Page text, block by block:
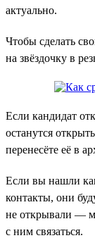
актуально.
Чтобы сделать
на звёздочку в
Если кандидат
останутся
перенесёте её в
Если вы нашли
контакты, они
не открывали —
с ним связаться.